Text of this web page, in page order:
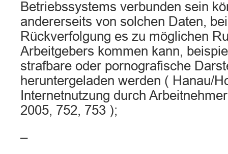
Betriebssystems verbunden sein
andererseits von solchen Daten,
Rückverfolgung es zu möglichen
Arbeitgebers kommen kann,
strafbare oder pornografische
heruntergeladen werden ( Hanau/
Internetnutzung durch
2005, 752, 753 );
–